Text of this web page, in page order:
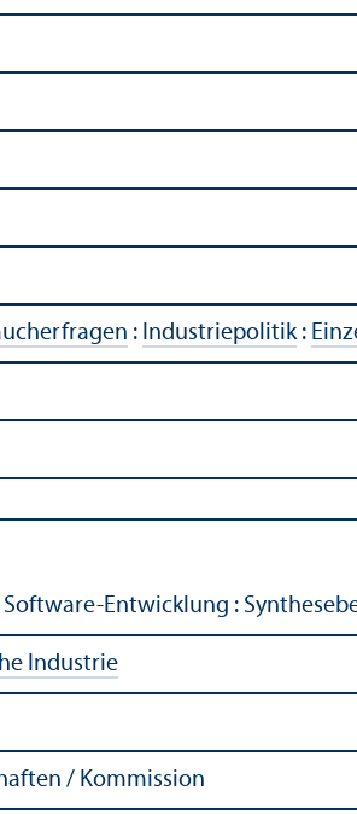
: Industriepolitik:
Entwicklung :
Industrie
/ Kommission